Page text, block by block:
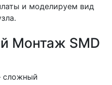
и моделируем вид
Монтаж SMD
сложный